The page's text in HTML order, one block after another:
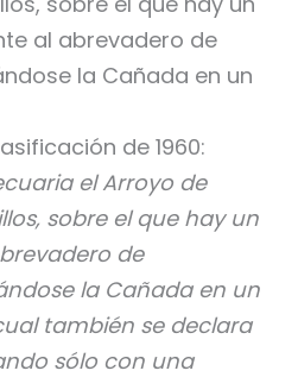
al abrevadero de
la Cañada en un
de 1960:
el Arroyo de
sobre el que hay un
de
la Cañada en un
también se declara
sólo con una